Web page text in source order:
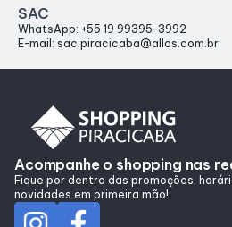
SAC
WhatsApp: +55 19 99395-3992
E-mail: sac.piracicaba@allos.com.br
Acompanhe o shopping nas
Fique por dentro das promoções,
novidades em primeira mão!